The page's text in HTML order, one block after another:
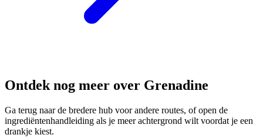
Ontdek nog meer over Grenadine
Ga terug naar de bredere hub voor andere routes, of open de
ingrediëntenhandleiding als je meer achtergrond wilt voordat je een
drankje kiest.